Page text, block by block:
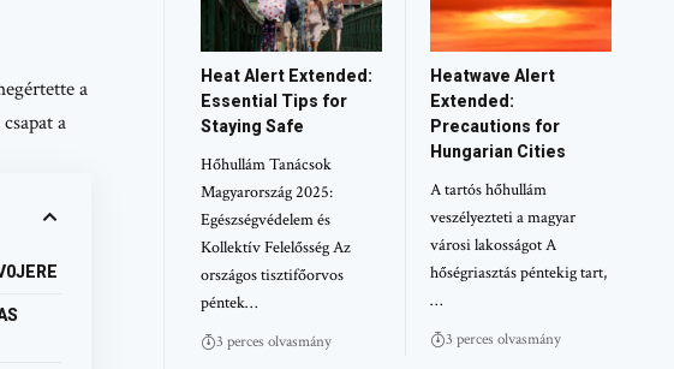
a
a
Heat Alert Extended:
Essential Tips for
Staying Safe
Hőhullám Tanácsok
Magyarország 2025:
Egészségvédelem és
Kollektív Felelősség Az
országos tisztifőorvos
péntek…
3 perces olvasmány
Heatwave Alert
Extended:
Precautions for
Hungarian Cities
A tartós hőhullám
veszélyezteti a magyar
városi lakosságot A
hőségriasztás péntekig tart,
…
3 perces olvasmány